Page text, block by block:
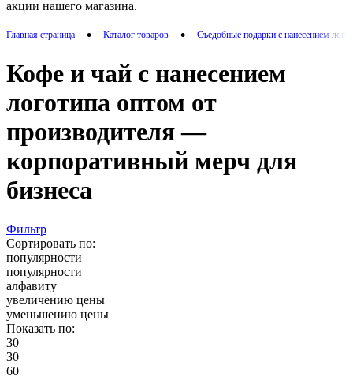
акции нашего магазина.
Главная страница • Каталог товаров • Съедобные подарки с нанесением
Кофе и чай с нанесением
логотипа оптом от
производителя —
корпоративный мерч для
бизнеса
Фильтр
Сортировать по:
популярности
популярности
алфавиту
увеличению цены
уменьшению цены
Показать по:
30
30
60